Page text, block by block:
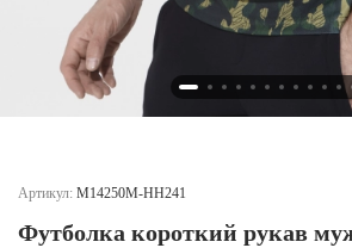
Томская область (1)
Тульская область (1)
Тюменская область (3)
Челябинская область (2)
Ямало-Ненецкий автономный округ (1)
Артикул: M14250M-HH241
Футболка короткий рукав